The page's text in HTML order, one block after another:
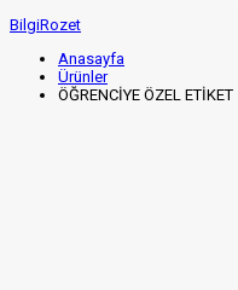
BilgiRozet
Anasayfa
Ürünler
ÖĞRENCİYE ÖZEL ETİKET